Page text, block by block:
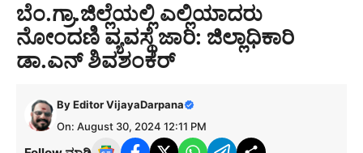
ಬೆಂ.ಗ್ರಾ.ಜಿಲ್ಲೆಯಲ್ಲಿ ಎಲ್ಲಿಯಾದರು
ನೋಂದಣಿ ವ್ಯವಸ್ಥೆ ಜಾರಿ: ಜಿಲ್ಲಾಧಿಕಾರಿ
ಡಾ.ಎನ್ ಶಿವಶಂಕರ್
ByEditor VijayaDarpana
On: August 30, 2024 12:11 PM